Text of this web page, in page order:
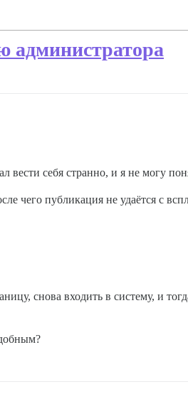
администратора
вести себя странно, и я не могу
чего публикация не удаётся с
снова входить в систему, и